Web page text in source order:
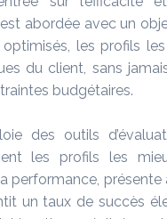
abordée avec un
les profils
du client, sans
budgétaires.
des outils
les profils les
performance,
un taux de succès